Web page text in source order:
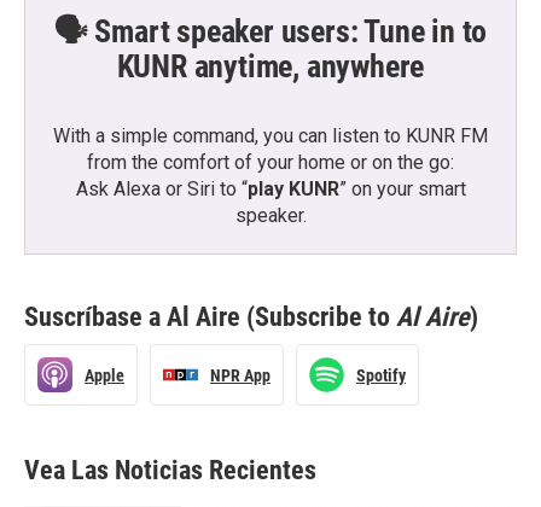
🗣️ Smart speaker users: Tune in to
KUNR anytime, anywhere
With a simple command, you can listen to KUNR FM
from the comfort of your home or on the go:
Ask Alexa or Siri to “play KUNR” on your smart
speaker.
Suscríbase a Al Aire (Subscribe to Al Aire)
Apple NPR App Spotify
Vea Las Noticias Recientes